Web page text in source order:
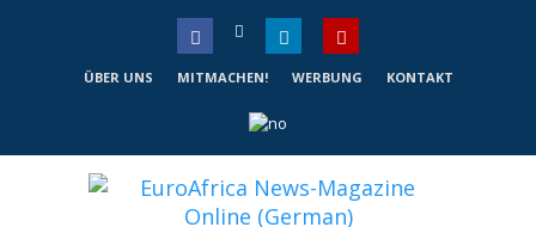
ÜBER UNS MITMACHEN! WERBUNG KONTAKT